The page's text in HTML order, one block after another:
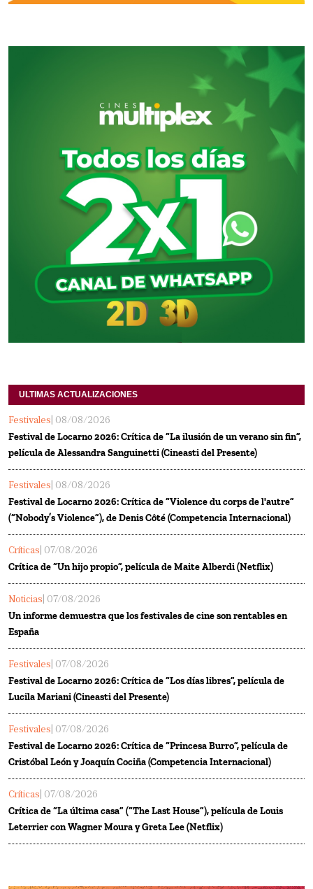
ULTIMAS ACTUALIZACIONES
Festivales | 08/08/2026
Festival de Locarno 2026: Crítica de “La ilusión de un verano sin fin”,
película de Alessandra Sanguinetti (Cineasti del Presente)
Festivales | 08/08/2026
Festival de Locarno 2026: Crítica de “Violence du corps de l'autre”
(“Nobody’s Violence”), de Denis Côté (Competencia Internacional)
Críticas | 07/08/2026
Crítica de “Un hijo propio”, película de Maite Alberdi (Netflix)
Noticias | 07/08/2026
Un informe demuestra que los festivales de cine son rentables en
España
Festivales | 07/08/2026
Festival de Locarno 2026: Crítica de “Los días libres”, película de
Lucila Mariani (Cineasti del Presente)
Festivales | 07/08/2026
Festival de Locarno 2026: Crítica de “Princesa Burro”, película de
Cristóbal León y Joaquín Cociña (Competencia Internacional)
Críticas | 07/08/2026
Crítica de “La última casa” (“The Last House”), película de Louis
Leterrier con Wagner Moura y Greta Lee (Netflix)